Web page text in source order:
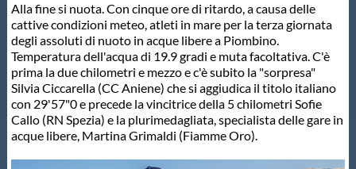
Scuole Nuoto
Propaganda
Centri Federali
Alla fine si nuota. Con cinque ore di ritardo, a causa delle
cattive condizioni meteo, atleti in mare per la terza giornata
degli assoluti di nuoto in acque libere a Piombino.
Temperatura dell'acqua di 19.9 gradi e muta facoltativa. C'è
prima la due chilometri e mezzo e c'è subito la "sorpresa"
Silvia Ciccarella (CC Aniene) che si aggiudica il titolo italiano
con 29'57"0 e precede la vincitrice della 5 chilometri Sofie
Callo (RN Spezia) e la plurimedagliata, specialista delle gare in
acque libere, Martina Grimaldi (Fiamme Oro).